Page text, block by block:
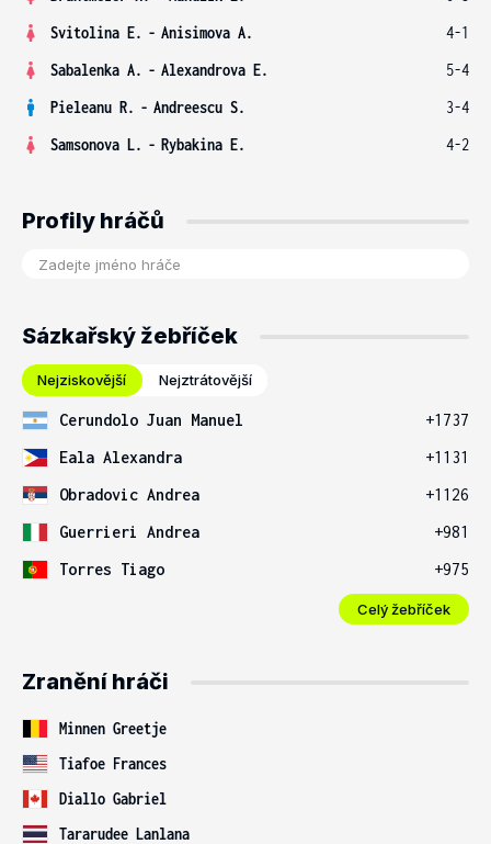
Svitolina E. - Anisimova A.
4-1
Sabalenka A. - Alexandrova E.
5-4
Pieleanu R. - Andreescu S.
3-4
Samsonova L. - Rybakina E. 4-2
Profily hráčů
Sázkařský žebříček
Nejziskovější Nejztrátovější
Cerundolo Juan Manuel
+1737
Eala Alexandra
+1131
Obradovic Andrea
+1126
Guerrieri Andrea
+981
Torres Tiago
+975
Celý žebříček
Zranění hráči
Minnen Greetje
Tiafoe Frances
Diallo Gabriel
Tararudee Lanlana